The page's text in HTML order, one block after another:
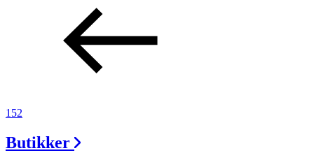
152
Butikker